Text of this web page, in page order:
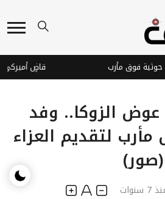
فوق مأرب
عوض الزوكا.. وفد
لتقديم العزاء
سنوات